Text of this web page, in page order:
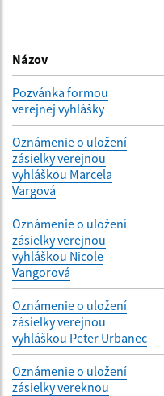
Filtrovať
Názov
Pozvánka formou
verejnej vyhlášky
Oznámenie o uložení
zásielky verejnou
vyhláškou Marcela
Vargová
Oznámenie o uložení
zásielky verejnou
vyhláškou Nicole
Vangorová
Oznámenie o uložení
zásielky verejnou
vyhláškou Peter Urbanec
Oznámenie o uložení
zásielky vereknou